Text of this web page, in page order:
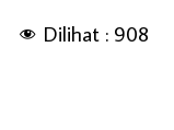
Dilihat : 908